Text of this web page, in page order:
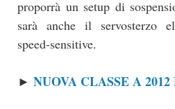
proporrà un setup di
sarà anche il servosterzo
speed-sensitive.
► NUOVA CLASSE A